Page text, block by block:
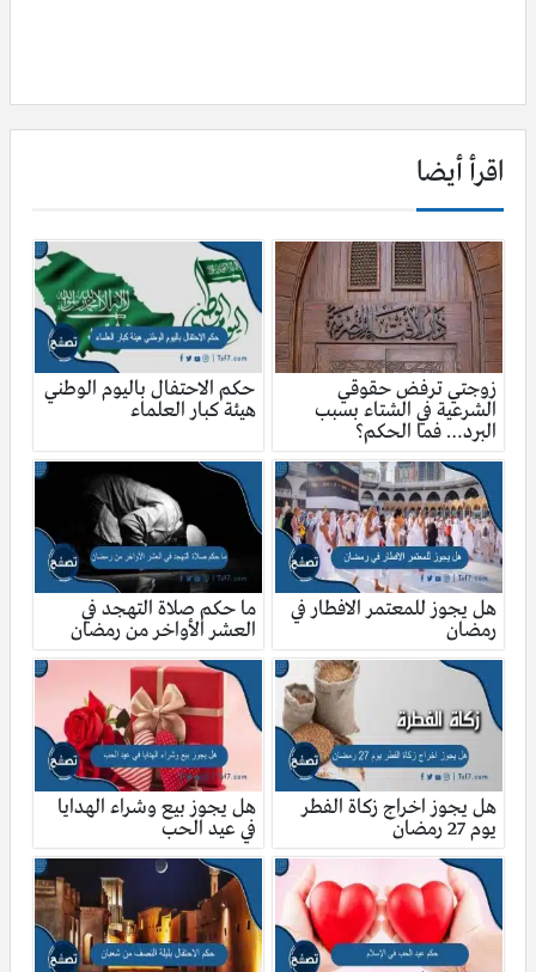
اقرأ أيضا
زوجتي ترفض حقوقي
الشرعية في الشتاء بسبب
البرد… فما الحكم؟
حكم الاحتفال باليوم الوطني
هيئة كبار العلماء
هل يجوز للمعتمر الافطار في
رمضان
ما حكم صلاة التهجد في
العشر الأواخر من رمضان
هل يجوز اخراج زكاة الفطر
يوم 27 رمضان
هل يجوز بيع وشراء الهدايا
في عيد الحب